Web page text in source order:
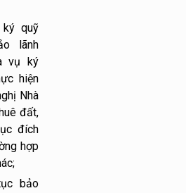
ký quỹ
lãnh
vụ ký
hiện
Nhà
đất,
đích
hợp
bảo